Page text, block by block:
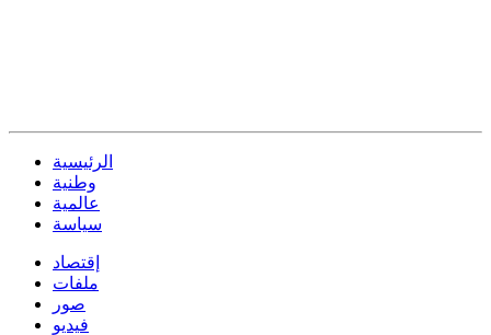
الرئيسية
وطنية
عالمية
سياسة
إقتصاد
ملفات
صور
فيديو